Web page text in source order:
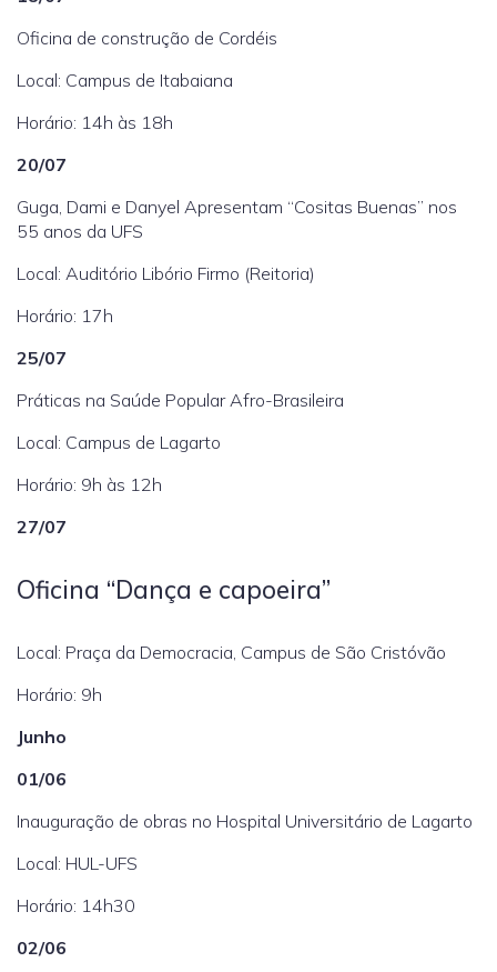
Oficina de construção de Cordéis
Local: Campus de Itabaiana
Horário: 14h às 18h
20/07
Guga, Dami e Danyel Apresentam “Cositas Buenas” nos
55 anos da UFS
Local: Auditório Libório Firmo (Reitoria)
Horário: 17h
25/07
Práticas na Saúde Popular Afro-Brasileira
Local: Campus de Lagarto
Horário: 9h às 12h
27/07
Oficina “Dança e capoeira”
Local: Praça da Democracia, Campus de São Cristóvão
Horário: 9h
Junho
01/06
Inauguração de obras no Hospital Universitário de Lagarto
Local: HUL-UFS
Horário: 14h30
02/06